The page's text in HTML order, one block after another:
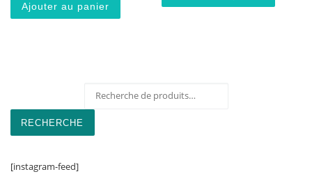
Ajouter au panier
RECHERCHE
[instagram-feed]